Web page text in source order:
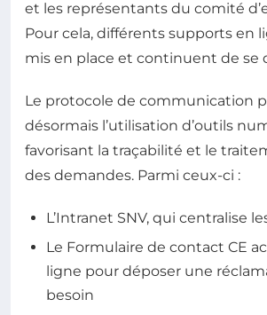
et les représentants du comité
Pour cela, différents supports en
mis en place et continuent de se
Le protocole de communication
désormais l’utilisation d’outils
favorisant la traçabilité et le
des demandes. Parmi ceux-ci :
L’Intranet SNV, qui centralise
Le Formulaire de contact CE
ligne pour déposer une
besoin